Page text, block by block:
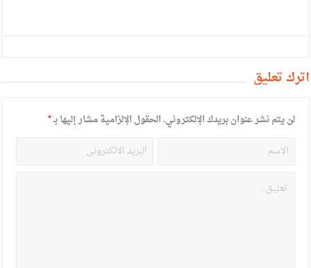
أترك تعليق
لن يتم نشر عنوان بريدك الإلكتروني.الحقول الإلزامية مشار إليها بـ*